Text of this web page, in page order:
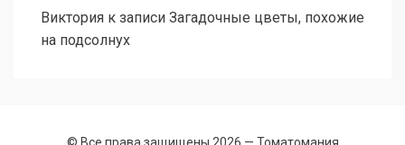
Виктория к записи Загадочные цветы, похожие
на подсолнух
© Все права защищены 2026 — Томатомания